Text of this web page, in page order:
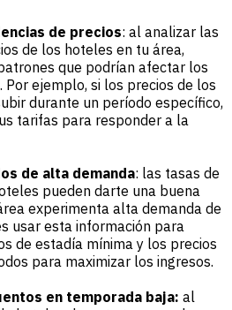
de precios: al analizar las
de los hoteles en tu área,
que podrían afectar los
Por ejemplo, si los precios de los
durante un período específico,
tarifas para responder a la
de alta demanda: las tasas de
pueden darte una buena
experimenta alta demanda de
usar esta información para
de estadía mínima y los precios
para maximizar los ingresos.
en temporada baja: al